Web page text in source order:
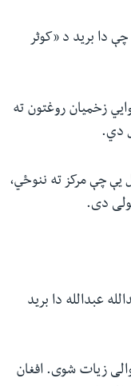
دا برید د «کوثر
زخمیان روغتون ته
دي.
یې چې مرکز ته ننوځي،
دی.
عبدالله دا برید
زیات شوی. افغان